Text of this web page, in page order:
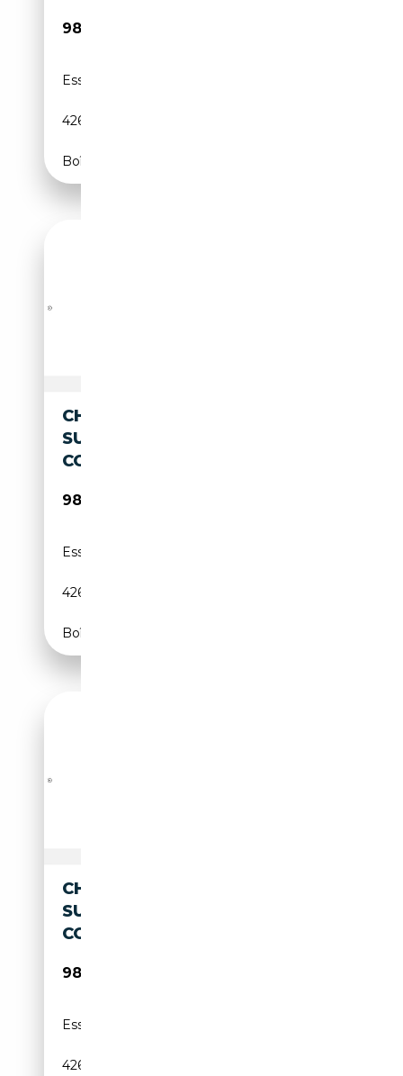
98 600€
Essence
426 CH (313 kW)
Boîte automatique
CHEVROLET SUBURBAN MY26
SUBURBAN 6,2 HIGH
COUNTRY AHK 24" LUFTFED.
98 600€
Essence
426 CH (313 kW)
Boîte automatique
CHEVROLET SUBURBAN MY26
SUBURBAN 6,2 HIGH
COUNTRY AHK 24" LUFTFED.
98 600€
Essence
426 CH (313 kW)